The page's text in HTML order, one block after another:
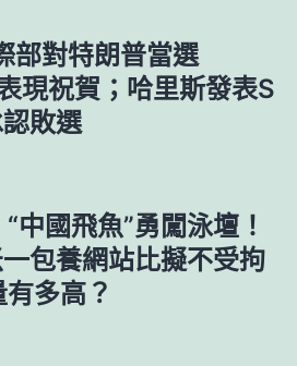
部對特朗普當選
現祝賀；哈里斯發表S
敗選
中國飛魚”勇闖泳壇！
包養網站比擬不受拘
多高？